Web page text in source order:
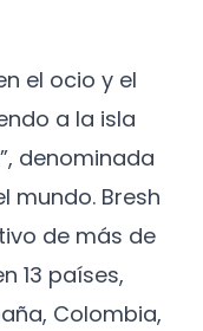
el ocio y el
a la isla
denominada
mundo. Bresh
de más de
13 países,
Colombia,